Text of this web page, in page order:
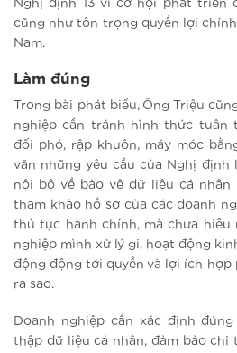
Nghị định 13 vì cơ hội phát triển
cũng như tôn trọng quyền lợi
Nam.
Làm đúng
Trong bài phát biểu, Ông Triệu
nghiệp cần tránh hình thức tuân
đối phó, rập khuôn, máy móc
văn những yêu cầu của Nghị định
nội bộ về bảo vệ dữ liệu cá nhân
tham khảo hồ sơ của các doanh
thủ tục hành chính, mà chưa hiểu
nghiệp mình xử lý gi, hoạt động
động động tới quyền và lợi ích hợp
ra sao.
Doanh nghiệp cần xác định
thập dữ liệu cá nhân, đảm bảo chỉ